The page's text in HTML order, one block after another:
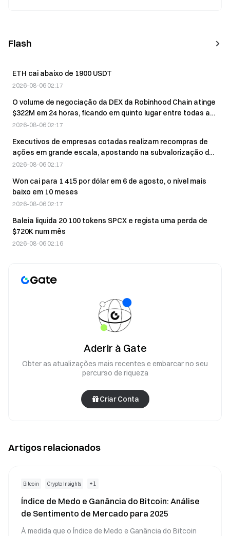
Flash
ETH cai abaixo de 1900 USDT
2026-08-06 02:17
O volume de negociação da DEX da Robinhood Chain atinge
$322M em 24 horas, ficando em quinto lugar entre todas as
blockchains
2026-08-06 02:17
Executivos de empresas cotadas realizam recompras de
ações em grande escala, apostando na subvalorização das
ações
2026-08-06 02:17
Won cai para 1 415 por dólar em 6 de agosto, o nível mais
baixo em 10 meses
2026-08-06 02:17
Baleia liquida 20 100 tokens SPCX e regista uma perda de
$720K num mês
2026-08-06 02:16
Aderir à Gate
Obter as atualizações mais recentes e embarcar no seu
percurso de riqueza
Criar Conta
Artigos relacionados
Bitcoin Crypto Insights +1
Índice de Medo e Ganância do Bitcoin: Análise
de Sentimento de Mercado para 2025
À medida que o Índice de Medo e Ganância do Bitcoin